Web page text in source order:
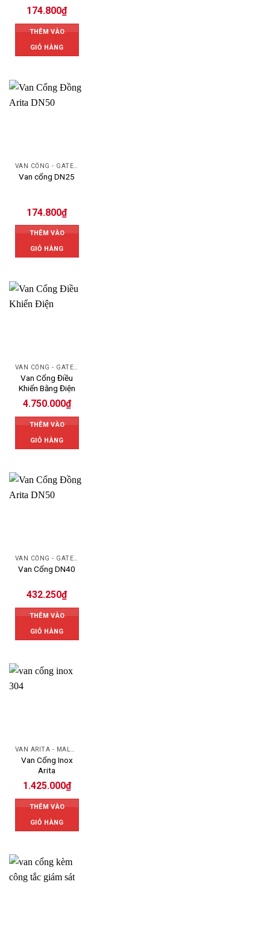
174.800₫
THÊM VÀO
GIỎ HÀNG
Van cổng DN25
174.800₫
THÊM VÀO
GIỎ HÀNG
Van Cổng Điều
Khiển Bằng Điện
4.750.000₫
THÊM VÀO
GIỎ HÀNG
Van Cổng DN40
432.250₫
THÊM VÀO
GIỎ HÀNG
VAN ARITA - MALAYSIA
Van Cổng Inox
Arita
1.425.000₫
THÊM VÀO
GIỎ HÀNG